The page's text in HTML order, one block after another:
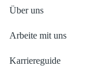
Über uns
Arbeite mit uns
Karriereguide